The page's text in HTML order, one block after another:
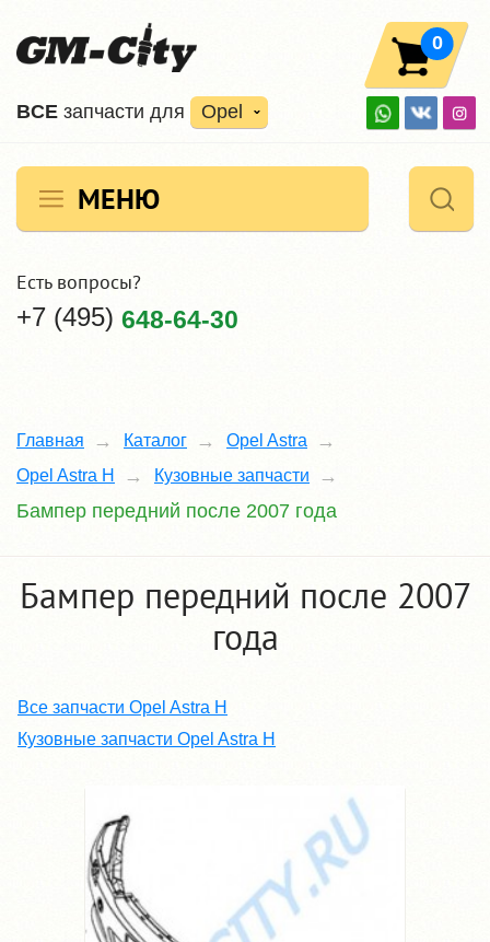
ВCE запчасти для Opel
0
МЕНЮ
Есть вопросы?
+7 (495) 648-64-30
Главная Каталог
Opel Astra
Opel Astra H
Кузовные запчасти
Бампер передний после 2007 года
Бампер передний после 2007
года
Все запчасти Opel Astra H
Кузовные запчасти Opel Astra H